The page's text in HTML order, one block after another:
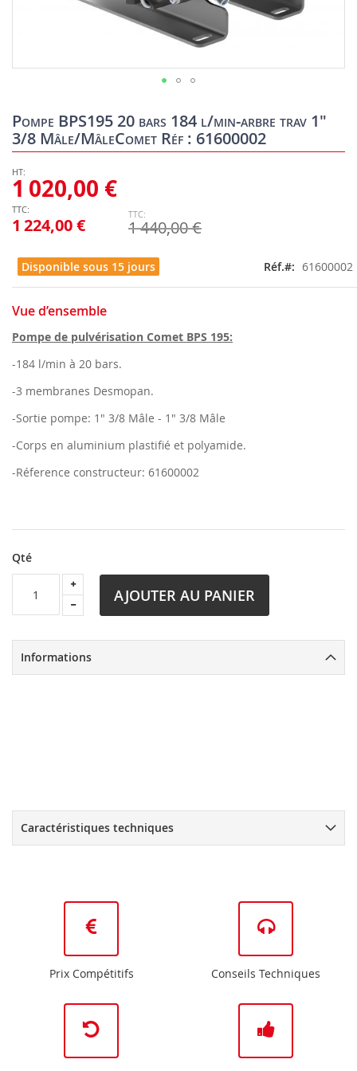
Pompe BPS195 20 bars 184 l/min-arbre trav 1"
3/8 Mâle/MâleComet Réf : 61600002
1 224,00 €
1 020,00 €
1 440,00 €
Disponible sous 15 jours Réf. 61600002
Vue d’ensemble
Pompe de pulvérisation Comet BPS 195:
-184 l/min à 20 bars.
-3 membranes Desmopan.
-Sortie pompe: 1" 3/8 Mâle - 1" 3/8 Mâle
-Corps en aluminium plastifié et polyamide.
-Réference constructeur: 61600002
Qté
AJOUTER AU PANIER
to
the
beginning
the
images
gallery
Informations
Caractéristiques techniques
Prix Compétitifs Conseils Techniques